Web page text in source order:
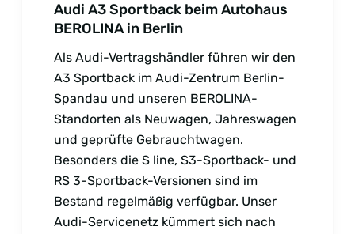
Audi A3 Sportback beim Autohaus
BEROLINA in Berlin
Als Audi-Vertragshändler führen wir den
A3 Sportback im Audi-Zentrum Berlin-
Spandau und unseren BEROLINA-
Standorten als Neuwagen, Jahreswagen
und geprüfte Gebrauchtwagen.
Besonders die S line, S3-Sportback- und
RS 3-Sportback-Versionen sind im
Bestand regelmäßig verfügbar. Unser
Audi-Servicenetz kümmert sich nach